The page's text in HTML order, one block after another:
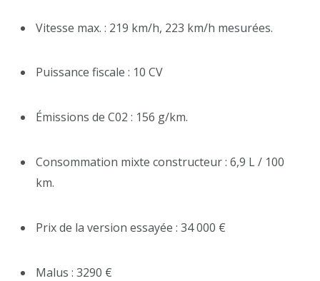
Vitesse max. : 219 km/h, 223 km/h mesurées.
Puissance fiscale : 10 CV
Émissions de C02 : 156 g/km.
Consommation mixte constructeur : 6,9 L / 100
km.
Prix de la version essayée : 34 000 €
Malus : 3290 €